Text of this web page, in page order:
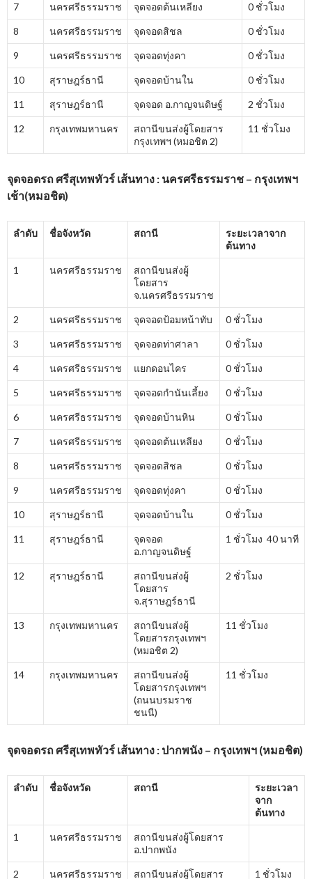
7 นครศรีธรรมราช จุดจอดต้นเหลียง 0 ชั่วโมง
8 นครศรีธรรมราช จุดจอดสิชล 0 ชั่วโมง
9 นครศรีธรรมราช จุดจอดทุ่งคา 0 ชั่วโมง
10 สุราษฎร์ธานี จุดจอดบ้านใน 0 ชั่วโมง
11 สุราษฎร์ธานี จุดจอด อ.กาญจนดิษฐ์ 2 ชั่วโมง
12 กรุงเทพมหานคร
สถานีขนส่งผู้โดยสาร
กรุงเทพฯ (หมอชิต 2)
11 ชั่วโมง
จุดจอดรถ ศรีสุเทพทัวร์ เส้นทาง : นครศรีธรรมราช – กรุงเทพฯ
เช้า(หมอชิต)
ลำดับ ชื่อจังหวัด สถานี
ระยะเวลาจาก
ต้นทาง
1 นครศรีธรรมราช
สถานีขนส่งผู้
โดยสาร
จ.นครศรีธรรมราช
2 นครศรีธรรมราช จุดจอดป้อมหน้าทับ 0 ชั่วโมง
3 นครศรีธรรมราช จุดจอดท่าศาลา 0 ชั่วโมง
4 นครศรีธรรมราช แยกดอนไคร 0 ชั่วโมง
5 นครศรีธรรมราช จุดจอดกำนันเลี้ยง 0 ชั่วโมง
6 นครศรีธรรมราช จุดจอดบ้านหิน 0 ชั่วโมง
7 นครศรีธรรมราช จุดจอดต้นเหลียง 0 ชั่วโมง
8 นครศรีธรรมราช จุดจอดสิชล 0 ชั่วโมง
9 นครศรีธรรมราช จุดจอดทุ่งคา 0 ชั่วโมง
10 สุราษฎร์ธานี จุดจอดบ้านใน 0 ชั่วโมง
11 สุราษฎร์ธานี
จุดจอด
อ.กาญจนดิษฐ์
1 ชั่วโมง 40 นาที
12 สุราษฎร์ธานี
สถานีขนส่งผู้
โดยสาร
จ.สุราษฎร์ธานี
2 ชั่วโมง
13 กรุงเทพมหานคร
สถานีขนส่งผู้
โดยสารกรุงเทพฯ
(หมอชิต 2)
11 ชั่วโมง
14 กรุงเทพมหานคร
สถานีขนส่งผู้
โดยสารกรุงเทพฯ
(ถนนบรมราช
ชนนี)
11 ชั่วโมง
จุดจอดรถ ศรีสุเทพทัวร์ เส้นทาง : ปากพนัง – กรุงเทพฯ (หมอชิต)
ลำดับ ชื่อจังหวัด สถานี
ระยะเวลา
จาก
ต้นทาง
1 นครศรีธรรมราช
สถานีขนส่งผู้โดยสาร
อ.ปากพนัง
2 นครศรีธรรมราช สถานีขนส่งผู้โดยสาร 1 ชั่วโมง